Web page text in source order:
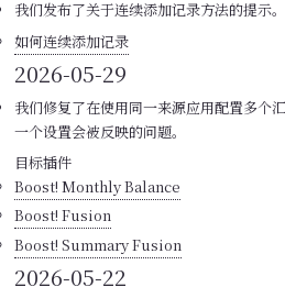
我们发布了关于连续添加记录方法的提示。
如何连续添加记录
2026-05-29
我们修复了在使用同一来源应用配置多个
一个设置会被反映的问题。
目标插件
Boost! Monthly Balance
Boost! Fusion
Boost! Summary Fusion
2026-05-22